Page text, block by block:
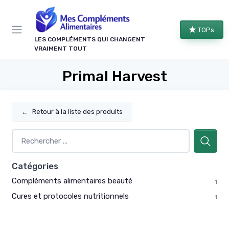
LES COMPLÉMENTS QUI CHANGENT
VRAIMENT TOUT
TOPs
Primal Harvest
← Retour à la liste des produits
Catégories
Compléments alimentaires beauté 1
Cures et protocoles nutritionnels 1
Panneau de gestion des cookies